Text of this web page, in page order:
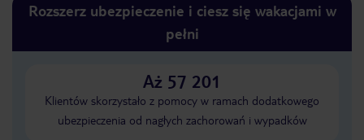
Rozszerz ubezpieczenie i ciesz się wakacjami w
pełni
Aż 57 201
Klientów skorzystało z pomocy w ramach dodatkowego
ubezpieczenia od nagłych zachorowań i wypadków